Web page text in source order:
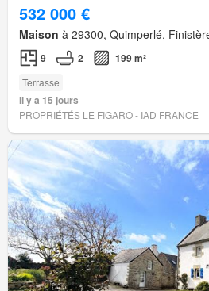
532 000 €
Maison à 29300, Quimperlé,
9 2 199 m²
Terrasse
Il y a 15 jours
PROPRIÉTÉS LE FIGARO - IAD FRANCE